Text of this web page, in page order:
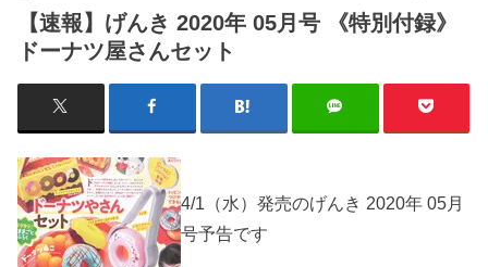
【速報】げんき 2020年 05月号 《特別付録》
ドーナツ屋さんセット
4/1（水）発売のげんき 2020年 05月
号予告です